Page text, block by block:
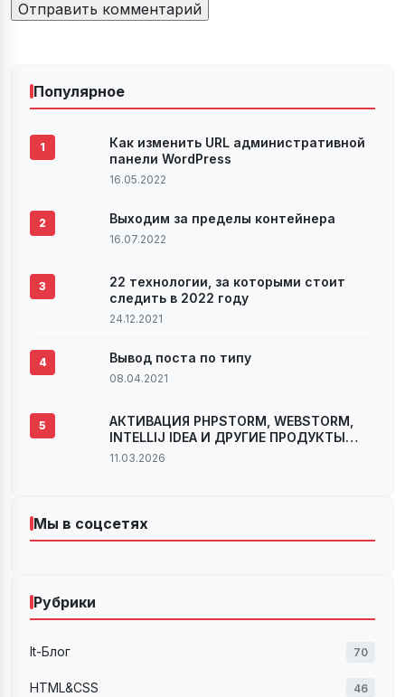
Популярное
1
Как изменить URL административной
панели WordPress
16.05.2022
2 Выходим за пределы контейнера
16.07.2022
3
22 технологии, за которыми стоит
следить в 2022 году
24.12.2021
4 Вывод поста по типу
08.04.2021
5
АКТИВАЦИЯ PHPSTORM, WEBSTORM,
INTELLIJ IDEA И ДРУГИЕ ПРОДУКТЫ
JETBRAINS ВЕРСИИ 2022.2.X И 2022.3
11.03.2026
Мы в соцсетях
Рубрики
It-Блог 70
HTML&CSS 46